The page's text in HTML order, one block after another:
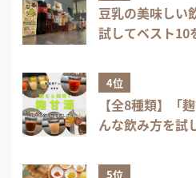
豆乳の美味しい
試してベスト10
4位
【全8種類】「
んな飲み方を試
5位